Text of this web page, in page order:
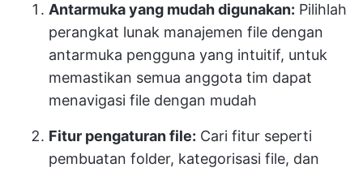
Antarmuka yang mudah digunakan: Pilihlah
perangkat lunak manajemen file dengan
antarmuka pengguna yang intuitif, untuk
memastikan semua anggota tim dapat
menavigasi file dengan mudah
Fitur pengaturan file: Cari fitur seperti
pembuatan folder, kategorisasi file, dan